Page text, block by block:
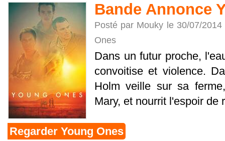
Bande Annonce
Posté par Mouky le 30/07/
Ones
Dans un futur proche,
convoitise et violence.
Holm veille sur sa
Mary, et nourrit l'espoir de
Regarder Young Ones